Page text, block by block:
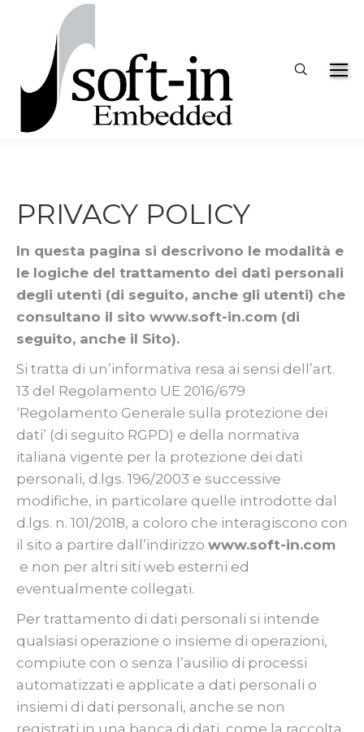
Search:
PRIVACY POLICY
In questa pagina si descrivono le modalità e
le logiche del trattamento dei dati personali
degli utenti (di seguito, anche gli utenti) che
consultano il sito www.soft-in.com (di
seguito, anche il Sito).
Si tratta di un’informativa resa ai sensi dell’art.
13 del Regolamento UE 2016/679
‘Regolamento Generale sulla protezione dei
dati’ (di seguito RGPD) e della normativa
italiana vigente per la protezione dei dati
personali, d.lgs. 196/2003 e successive
modifiche, in particolare quelle introdotte dal
d.lgs. n. 101/2018, a coloro che interagiscono con
il sito a partire dall’indirizzo www.soft-in.com
e non per altri siti web esterni ed
eventualmente collegati.
Per trattamento di dati personali si intende
qualsiasi operazione o insieme di operazioni,
compiute con o senza l’ausilio di processi
automatizzati e applicate a dati personali o
insiemi di dati personali, anche se non